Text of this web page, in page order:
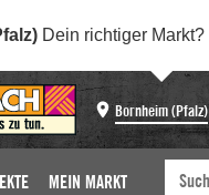
Dein richtiger Markt?
Bornheim (Pfalz)
MEIN MARKT